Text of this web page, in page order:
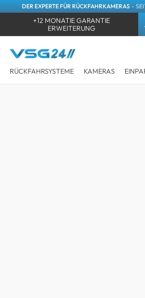
DER EXPERTE FÜR RÜCKFAHRKAMERAS -
+12 MONATIE GARANTIE
ERWEITERUNG
RÜCKFAHRSYSTEME KAMERAS